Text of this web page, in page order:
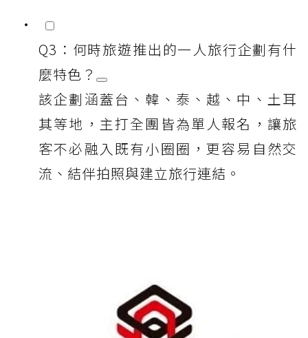
Q3：何時旅遊推出的一人旅行企劃有什
麼特色？
該企劃涵蓋台、韓、泰、越、中、土耳
其等地，主打全團皆為單人報名，讓旅
客不必融入既有小圈圈，更容易自然交
流、結伴拍照與建立旅行連結。